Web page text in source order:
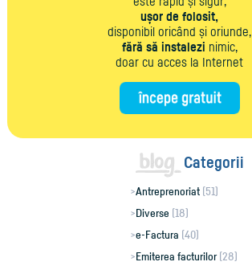
ușor de folosit,
disponibil oricând și oriunde,
fără să instalezi nimic,
doar cu acces la Internet
Categorii
Antreprenoriat (51)
Diverse (18)
e-Factura (40)
Emiterea facturilor(28)